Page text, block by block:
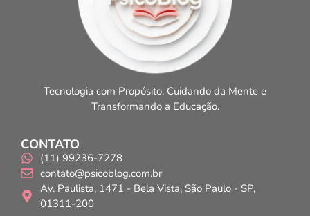
Tecnologia com Propósito: Cuidando da Mente e
Transformando a Educação.
CONTATO
(11) 99236-7278
contato@psicoblog.com.br
Av. Paulista, 1471 - Bela Vista, São Paulo - SP,
01311-200